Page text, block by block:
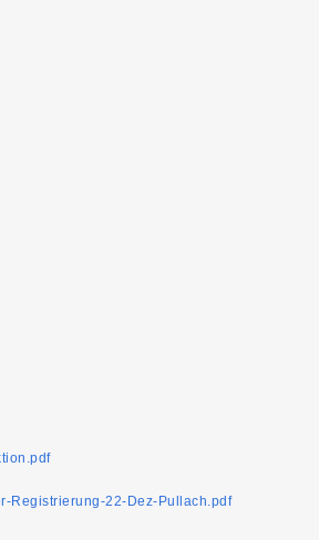
Registrierung-22-Dez-Pullach.pdf